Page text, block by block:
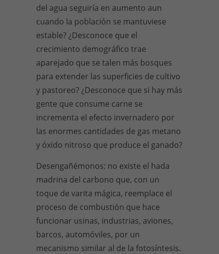
del agua seguiría en aumento aun
cuando la población se mantuviese
estable? ¿Desconoce que el
crecimiento demográfico trae
aparejado que se talen más bosques
para extender las superficies de cultivo
y pastoreo? ¿Desconoce que si hay más
gente que consume carne se
incrementa el efecto invernadero por
las enormes cantidades de gas metano
y óxido nitroso que produce el ganado?
Desengañémonos: no existe el hada
madrina del carbono que, con un
toque de varita mágica, reemplace el
proceso de combustión que hace
funcionar usinas, industrias, aviones,
barcos, automóviles, por un
mecanismo similar al de la fotosíntesis.